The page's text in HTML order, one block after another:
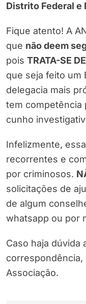
Distrito Federal e
Fique atento! A
que não deem
pois TRATA-SE
que seja feito um
delegacia mais
tem competência
cunho
Infelizmente,
recorrentes e
por criminosos.
solicitações de
de algum
whatsapp ou por
Caso haja dúvida
Associação.